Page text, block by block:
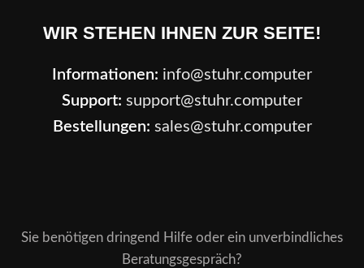
WIR STEHEN IHNEN ZUR SEITE!
Informationen: info@stuhr.computer
Support: support@stuhr.computer
Bestellungen: sales@stuhr.computer
Sie benötigen dringend Hilfe oder ein unverbindliches
Beratungsgespräch?